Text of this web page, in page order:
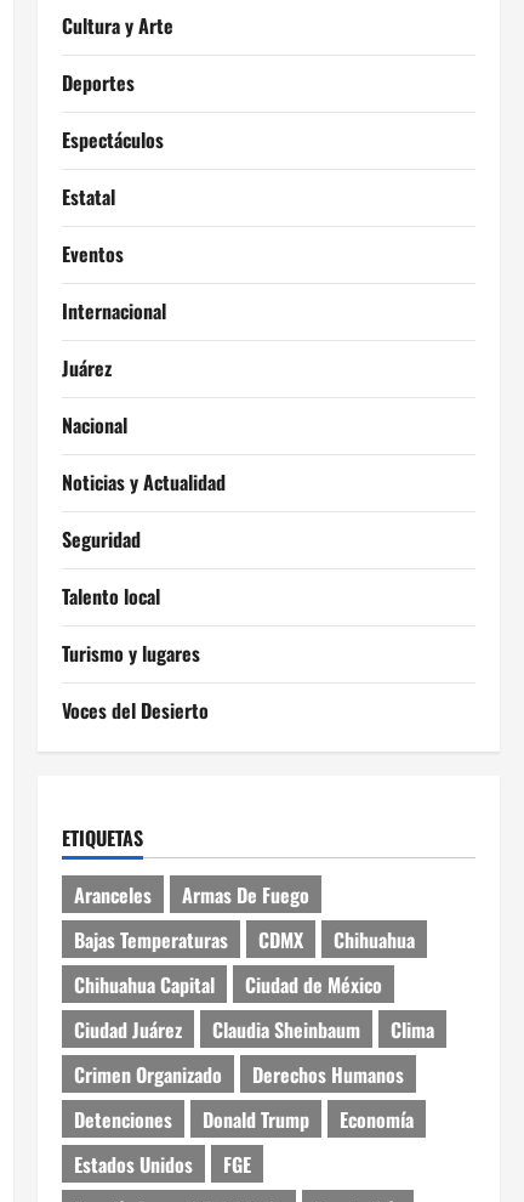
Cultura y Arte
Deportes
Espectáculos
Estatal
Eventos
Internacional
Juárez
Nacional
Noticias y Actualidad
Seguridad
Talento local
Turismo y lugares
Voces del Desierto
ETIQUETAS
Aranceles
Armas De Fuego
Bajas Temperaturas
CDMX
Chihuahua
Chihuahua Capital
Ciudad de México
Ciudad Juárez
Claudia Sheinbaum
Clima
Crimen Organizado
Derechos Humanos
Detenciones
Donald Trump
Economía
Estados Unidos
FGE